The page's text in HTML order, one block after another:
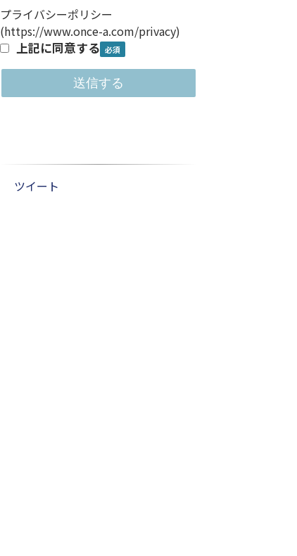
プライバシーポリシー
(https://www.once-a.com/privacy)
上記に同意する
ツイート